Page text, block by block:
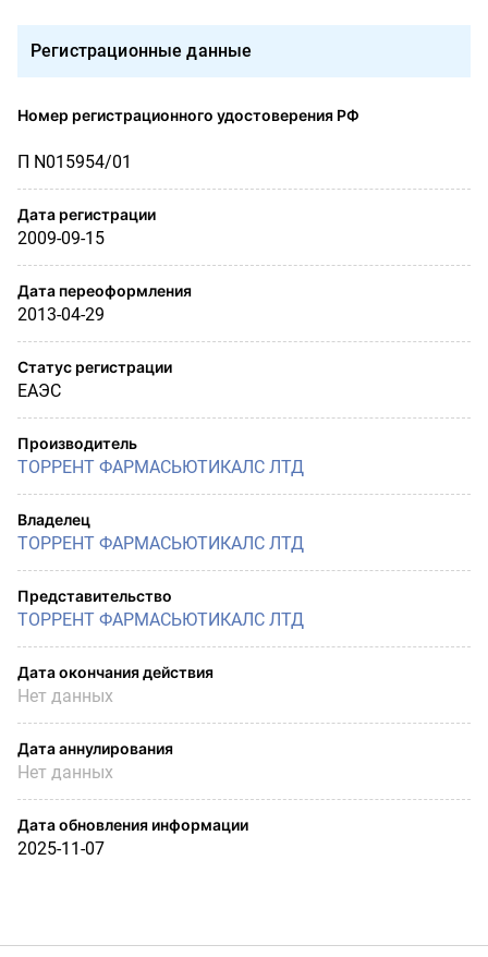
Регистрационные данные
Номер регистрационного удостоверения РФ
П N015954/01
Дата регистрации
2009-09-15
Дата переоформления
2013-04-29
Статус регистрации
ЕАЭС
Производитель
ТОРРЕНТ ФАРМАСЬЮТИКАЛС ЛТД
Владелец
ТОРРЕНТ ФАРМАСЬЮТИКАЛС ЛТД
Представительство
ТОРРЕНТ ФАРМАСЬЮТИКАЛС ЛТД
Дата окончания действия
Нет данных
Дата аннулирования
Нет данных
Дата обновления информации
2025-11-07